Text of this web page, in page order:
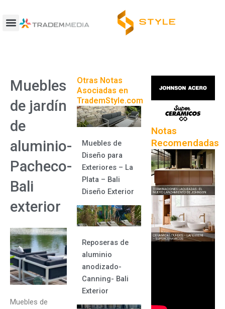
contenido
Muebles
de jardín
de
aluminio-
Pacheco-
Bali
exterior
Muebles de
Otras Notas
Asociadas en
TrademStyle.com
Muebles de
Diseño para
Exteriores – La
Plata – Bali
Diseño Exterior
Reposeras de
aluminio
anodizado-
Canning- Bali
Exterior
Notas
Recomendadas